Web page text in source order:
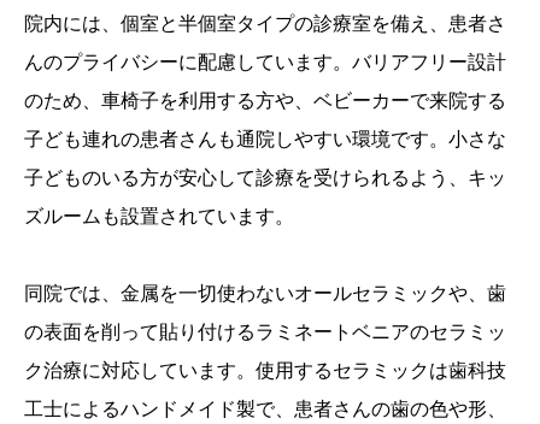
院内には、個室と半個室タイプの診療室を備え、患者さ
んのプライバシーに配慮しています。バリアフリー設計
のため、車椅子を利用する方や、ベビーカーで来院する
子ども連れの患者さんも通院しやすい環境です。小さな
子どものいる方が安心して診療を受けられるよう、キッ
ズルームも設置されています。
同院では、金属を一切使わないオールセラミックや、歯
の表面を削って貼り付けるラミネートベニアのセラミッ
ク治療に対応しています。使用するセラミックは歯科技
工士によるハンドメイド製で、患者さんの歯の色や形、